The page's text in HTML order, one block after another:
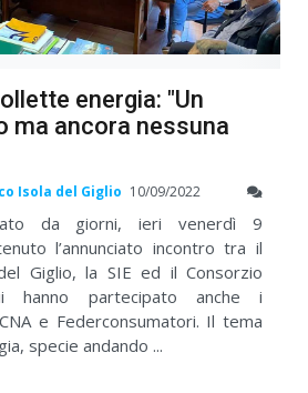
energia: "Un
ma ancora nessuna
Isola del Giglio 10/09/2022
da giorni, ieri venerdì 9
l’annunciato incontro tra il
Giglio, la SIE ed il Consorzio
hanno partecipato anche i
e Federconsumatori. Il tema
specie andando ...